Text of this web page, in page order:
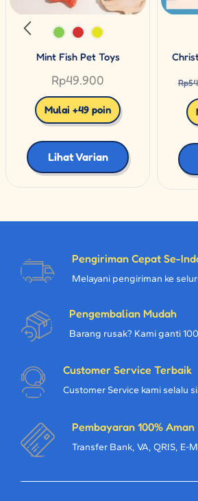
Mint Fish Pet Toys
Rp49.900
Mulai +49 poin
Lihat Varian
Rp
Pengiriman Cepat Se-
Melayani pengiriman ke
Pengembalian Mudah
Barang rusak? Kami ganti
Customer Service Terbaik
Customer Service kami selalu
Pembayaran 100% Aman
Transfer Bank, VA, QRIS, E-